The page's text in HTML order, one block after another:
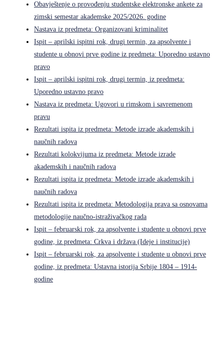
Obavještenje o provođenju studentske elektronske ankete za
zimski semestar akademske 2025/2026. godine
Nastava iz predmeta: Organizovani kriminalitet
Ispit – aprilski ispitni rok, drugi termin, za apsolvente i
studente u obnovi prve godine iz predmeta: Uporedno ustavno
pravo
Ispit – aprilski ispitni rok, drugi termin, iz predmeta:
Uporedno ustavno pravo
Nastava iz predmeta: Ugovori u rimskom i savremenom
pravu
Rezultati ispita iz predmeta: Metode izrade akademskih i
naučnih radova
Rezultati kolokvijuma iz predmeta: Metode izrade
akademskih i naučnih radova
Rezultati ispita iz predmeta: Metode izrade akademskih i
naučnih radova
Rezultati ispita iz predmeta: Metodologija prava sa osnovama
metodologije naučno-istraživačkog rada
Ispit – februarski rok, za apsolvente i studente u obnovi prve
godine, iz predmeta: Crkva i država (Ideje i institucije)
Ispit – februarski rok, za apsolvente i studente u obnovi prve
godine, iz predmeta: Ustavna istorija Srbije 1804 – 1914-
godine